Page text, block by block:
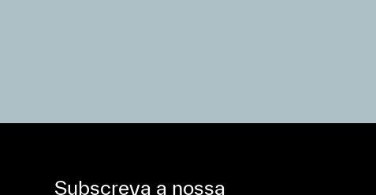
Subscreva a nossa